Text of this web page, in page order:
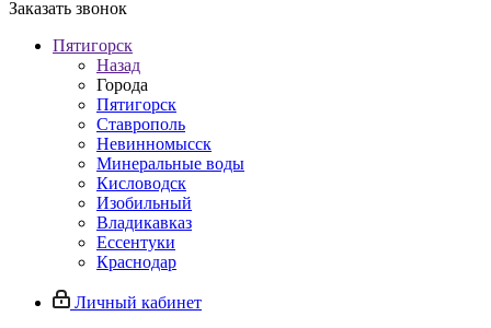
Заказать звонок
Пятигорск
Назад
Города
Пятигорск
Ставрополь
Невинномысск
Минеральные воды
Кисловодск
Изобильный
Владикавказ
Ессентуки
Краснодар
Личный кабинет